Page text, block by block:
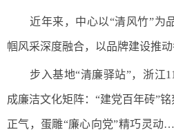
近年来，中心以“清风竹”为
帼风采深度融合，以品牌建设推动
步入基地“清廉驿站”，浙江
成廉洁文化矩阵：“建党百年砖”
正气，蛋雕“廉心向党”精巧灵动